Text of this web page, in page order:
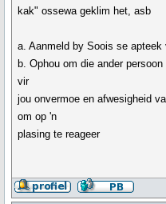
kak" ossewa geklim het, asb
a. Aanmeld by Soois se
b. Ophou om die ander
vir
jou onvermoe en afwesigheid
om op 'n
plasing te reageer